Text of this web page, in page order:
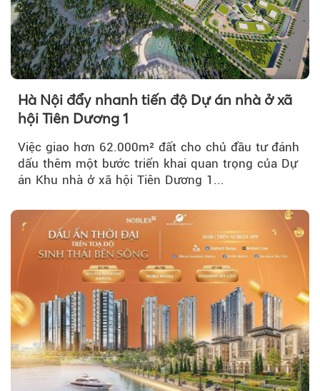
Hà Nội đẩy nhanh tiến độ Dự án nhà ở xã
hội Tiên Dương 1
Việc giao hơn 62.000m² đất cho chủ đầu tư đánh
dấu thêm một bước triển khai quan trọng của Dự
án Khu nhà ở xã hội Tiên Dương 1...